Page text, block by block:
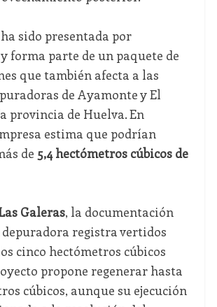
sido presentada por
forma parte de un paquete de
que también afecta a las
de Ayamonte y El
provincia de Huelva. En
estima que podrían
de 5,4 hectómetros cúbicos de
Galeras, la documentación
registra vertidos
cinco hectómetros cúbicos
propone regenerar hasta
cúbicos, aunque su ejecución